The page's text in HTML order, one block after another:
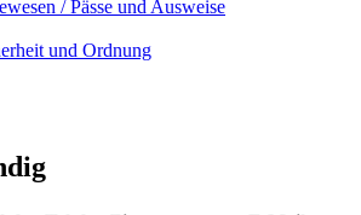
/ Pässe und Ausweise
und Ordnung